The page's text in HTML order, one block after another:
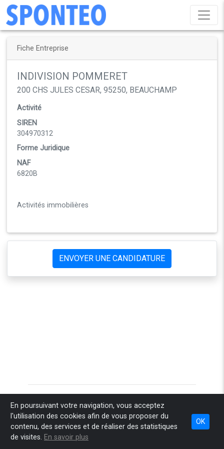
Combien ça coûte Nos engagements Espace recruteur
Espace conseil Contact
Fiche Entreprise
INDIVISION POMMERET
200 CHS JULES CESAR, 95250, BEAUCHAMP
Activité
SIREN
304970312
Forme Juridique
NAF
6820B
Activités immobilières
ENVOYER UNE CANDIDATURE
En poursuivant votre navigation, vous acceptez
l'utilisation des cookies afin de vous proposer du
contenu, des services et de réaliser des statistiques
de visites. En savoir plus
OK